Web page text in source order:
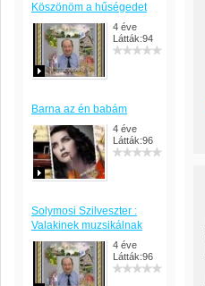
Köszönöm a hűségedet
4 éve
Látták:94
Barna az én babám
4 éve
Látták:96
Solymosi Szilveszter :
Valakinek muzsikálnak
4 éve
Látták:96